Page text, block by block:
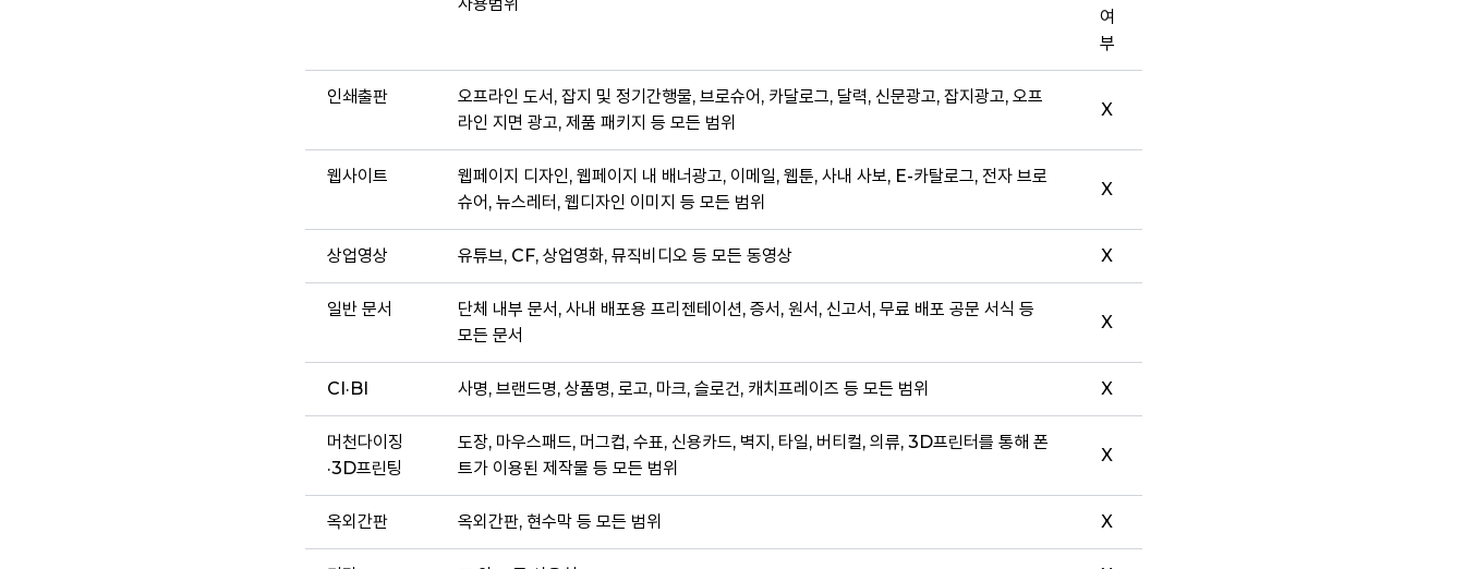
여
부
인쇄출판
오프라인 도서, 잡지 및 정기간행물, 브로슈어, 카달로그, 달력, 신문광고, 잡지광고, 오프
라인 지면 광고, 제품 패키지 등 모든 범위
X
웹사이트
웹페이지 디자인, 웹페이지 내 배너광고, 이메일, 웹툰, 사내 사보, E-카탈로그, 전자 브로
슈어, 뉴스레터, 웹디자인 이미지 등 모든 범위
X
상업영상 유튜브, CF, 상업영화, 뮤직비디오 등 모든 동영상 X
일반 문서
단체 내부 문서, 사내 배포용 프리젠테이션, 증서, 원서, 신고서, 무료 배포 공문 서식 등
모든 문서
X
CI·BI 사명, 브랜드명, 상품명, 로고, 마크, 슬로건, 캐치프레이즈 등 모든 범위 X
머천다이징
·3D프린팅
도장, 마우스패드, 머그컵, 수표, 신용카드, 벽지, 타일, 버티컬, 의류, 3D프린터를 통해 폰
트가 이용된 제작물 등 모든 범위
X
옥외간판 옥외간판, 현수막 등 모든 범위 X